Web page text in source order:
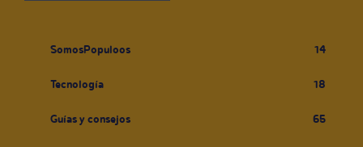
SomosPopuloos 14
Tecnología 18
Guías y consejos 65